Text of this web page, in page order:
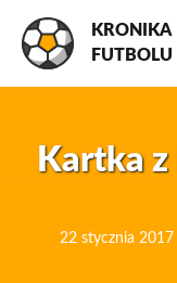
KRONIKA
FUTBOLU
Kartka
22 stycznia 2017